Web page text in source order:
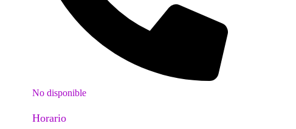
No disponible
Horario